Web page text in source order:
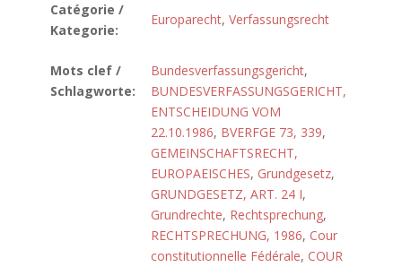
Catégorie /
Kategorie:
Europarecht, Verfassungsrecht
Mots clef /
Schlagworte:
Bundesverfassungsgericht,
BUNDESVERFASSUNGSGERICHT,
ENTSCHEIDUNG VOM
22.10.1986, BVERFGE 73, 339,
GEMEINSCHAFTSRECHT,
EUROPAEISCHES, Grundgesetz,
GRUNDGESETZ, ART. 24 I,
Grundrechte, Rechtsprechung,
RECHTSPRECHUNG, 1986, Cour
constitutionnelle Fédérale, COUR